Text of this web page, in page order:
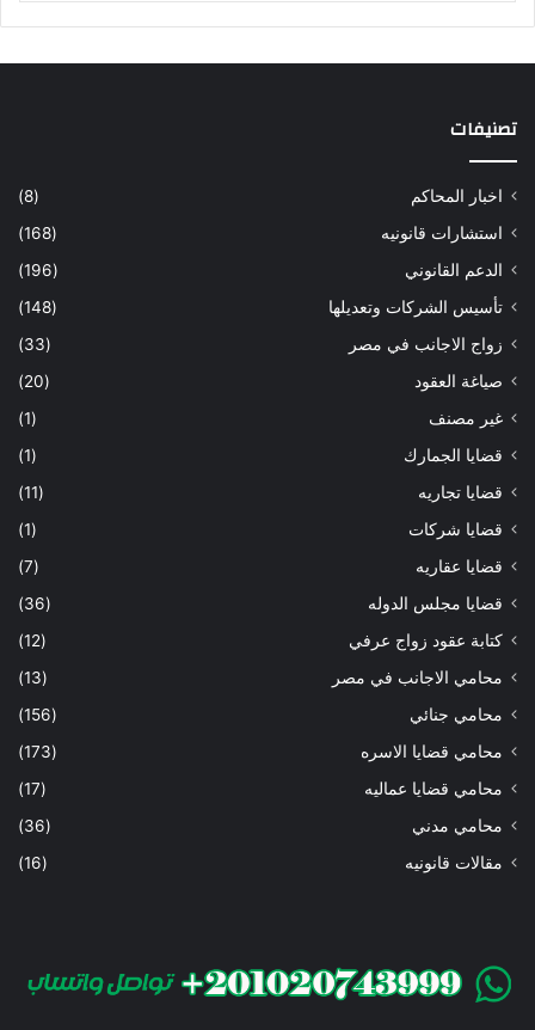
تصنيفات
اخبار المحاكم
(8)
استشارات قانونيه
(168)
الدعم القانوني
(196)
تأسيس الشركات وتعديلها
(148)
زواج الاجانب في مصر
(33)
صياغة العقود
(20)
غير مصنف
(1)
قضايا الجمارك
(1)
قضايا تجاريه
(11)
قضايا شركات
(1)
قضايا عقاريه
(7)
قضايا مجلس الدوله
(36)
كتابة عقود زواج عرفي
(12)
محامي الاجانب في مصر
(13)
محامي جنائي
(156)
محامي قضايا الاسره
(173)
محامي قضايا عماليه
(17)
محامي مدني
(36)
مقالات قانونيه
(16)